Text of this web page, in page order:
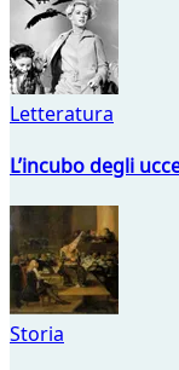
Letteratura
L’incubo degli
Storia